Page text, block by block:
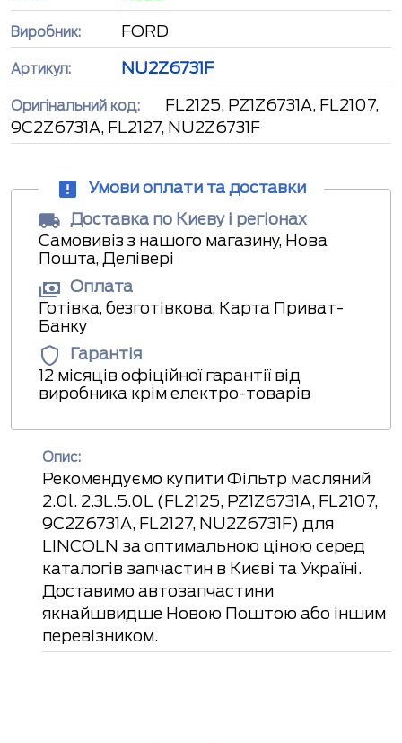
Виробник: FORD
Артикул: NU2Z6731F
Оригінальний код:
FL2125, PZ1Z6731A, FL2107,
9C2Z6731A, FL2127, NU2Z6731F
Умови оплати та доставки
Доставка по Києву і регіонах
Самовивіз з нашого магазину, Нова
Пошта, Делівері
Оплата
Готівка, безготівкова, Карта Приват-
Банку
Гарантія
12 місяців офіційної гарантії від
виробника крім електро-товарів
Опис:
Рекомендуємо купити Фільтр масляний
2.0l. 2.3L.5.0L (FL2125, PZ1Z6731A, FL2107,
9C2Z6731A, FL2127, NU2Z6731F) для
LINCOLN за оптимальною ціною серед
каталогів запчастин в Києві та Україні.
Доставимо автозапчастини
якнайшвидше Новою Поштою або іншим
перевізником.